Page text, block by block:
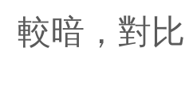
較暗，對比